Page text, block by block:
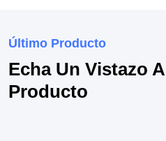
Último Producto
Echa Un Vistazo
Producto